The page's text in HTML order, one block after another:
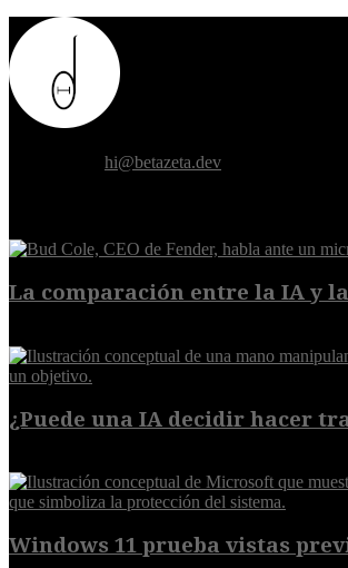
hi@betazeta.dev
La comparación entre la IA y
¿Puede una IA decidir hacer
Windows 11 prueba vistas